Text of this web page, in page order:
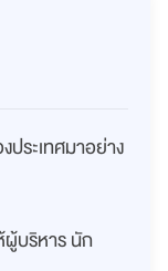
ระเทศมาอย่าง
บริหาร นัก